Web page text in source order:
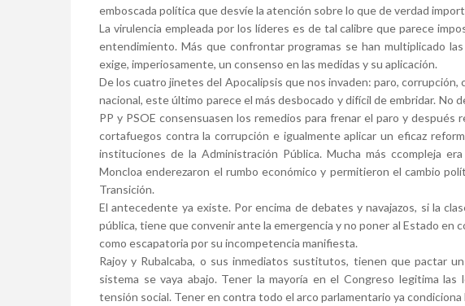
emboscada política que desvíe la atención sobre lo que de verdad
La virulencia empleada por los líderes es de tal calibre que parece
entendimiento. Más que confrontar programas se han multiplicado
exige, imperiosamente, un consenso en las medidas y su aplicación.
De los cuatro jinetes del Apocalipsis que nos invaden: paro,
nacional, este último parece el más desbocado y difícil de embridar. No
PP y PSOE consensuasen los remedios para frenar el paro y después
cortafuegos contra la corrupción e igualmente aplicar un eficaz
instituciones de la Administración Pública. Mucha más ccompleja
Moncloa enderezaron el rumbo económico y permitieron el cambio
Transición.
El antecedente ya existe. Por encima de debates y navajazos, si la
pública, tiene que convenir ante la emergencia y no poner al Estado en
como escapatoria por su incompetencia manifiesta.
Rajoy y Rubalcaba, o sus inmediatos sustitutos, tienen que pactar
sistema se vaya abajo. Tener la mayoría en el Congreso legitima
tensión social. Tener en contra todo el arco parlamentario ya